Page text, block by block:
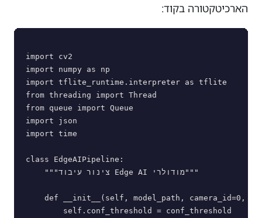
הארכיטקטורה בקוד:
import cv2
import numpy as np
import tflite_runtime.interpreter as tflite
from threading import Thread
from queue import Queue
import json
import time
class EdgeAIPipeline:
    """צינור עיבוד Edge AI מודולרי"""
def __init__(self, model_path, camera_id=0,
        self.conf_threshold = conf_threshold